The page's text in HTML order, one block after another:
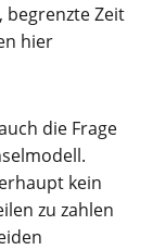
Zeit
hier
die Frage
kein
zu zahlen